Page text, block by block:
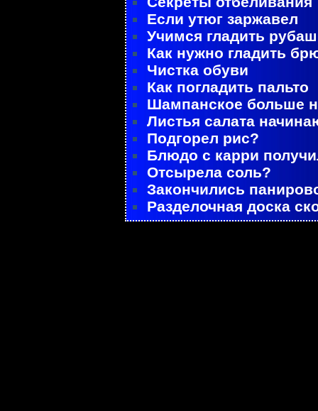
Если утюг заржавел
Учимся гладить
Как нужно гладить
Чистка обуви
Как погладить пальто
Шампанское больше
Листья салата
Подгорел рис?
Блюдо с карри
Отсырела соль?
Закончились
Разделочная доска